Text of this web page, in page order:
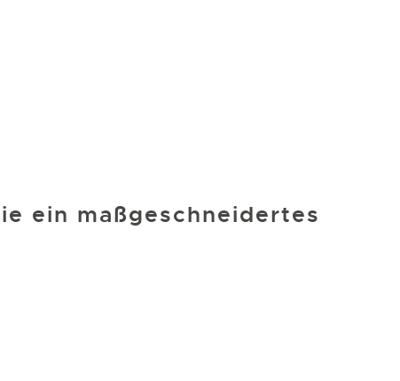
ein maßgeschneidertes